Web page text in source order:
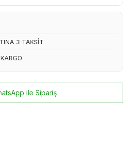
3 TAKSİT
ile Sipariş